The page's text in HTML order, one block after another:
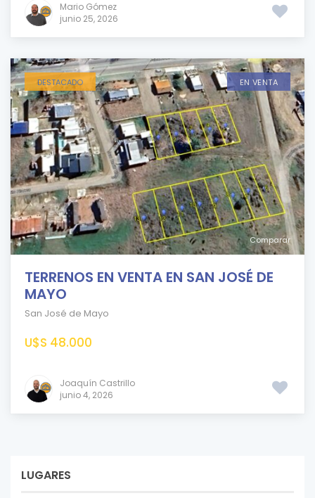
Mario Gómez
junio 25, 2026
Comparar
DESTACADO EN VENTA
TERRENOS EN VENTA EN SAN JOSÉ DE
MAYO
San José de Mayo
U$S 48.000
Joaquín Castrillo
junio 4, 2026
LUGARES